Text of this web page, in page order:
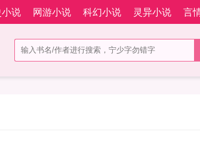
说 网游小说 科幻小说 灵异小说 言